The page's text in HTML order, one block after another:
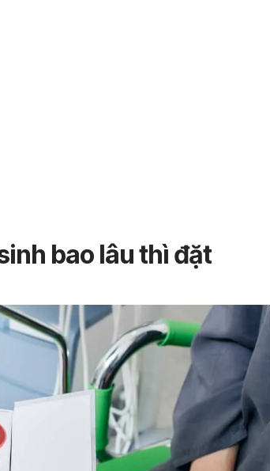
bao lâu thì đặt